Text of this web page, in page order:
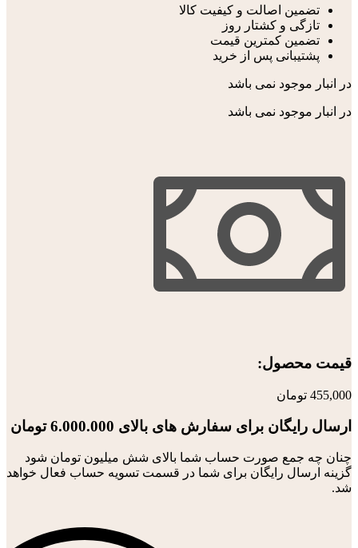
تضمین اصالت و کیفیت کالا
تازگی و کشتار روز
تضمین کمترین قیمت
پشتیبانی پس از خرید
در انبار موجود نمی باشد
در انبار موجود نمی باشد
قیمت محصول:​
455,000 تومان
ارسال رایگان برای سفارش های بالای 6.000.000 تومان
چنان چه جمع صورت حساب شما بالای شش میلیون تومان شود
گزینه ارسال رایگان برای شما در قسمت تسویه حساب فعال خواهد
شد.